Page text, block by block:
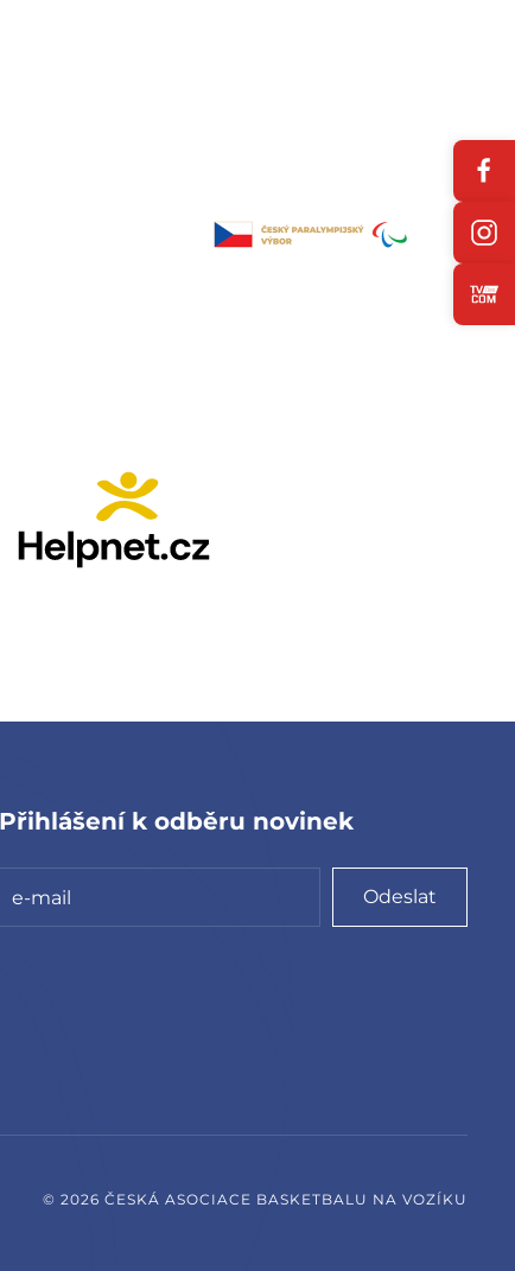
Přihlášení k odběru novinek
Odeslat
© 2026 ČESKÁ ASOCIACE BASKETBALU NA VOZÍKU